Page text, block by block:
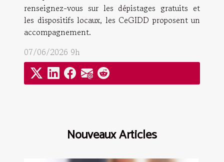
renseignez-vous sur les dépistages gratuits et
les dispositifs locaux, les CeGIDD proposent un
accompagnement.
07/06/2026 9h
Nouveaux Articles